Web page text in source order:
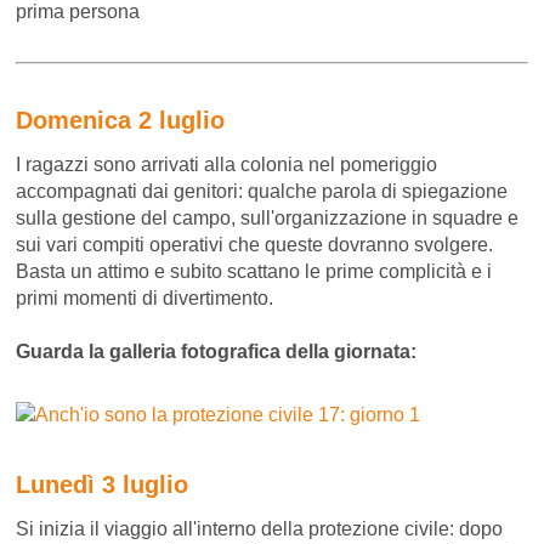
prima persona
Domenica 2 luglio
I ragazzi sono arrivati alla colonia nel pomeriggio
accompagnati dai genitori: qualche parola di spiegazione
sulla gestione del campo, sull'organizzazione in squadre e
sui vari compiti operativi che queste dovranno svolgere.
Basta un attimo e subito scattano le prime complicità e i
primi momenti di divertimento.
Guarda la galleria fotografica della giornata:
Lunedì 3 luglio
Si inizia il viaggio all'interno della protezione civile: dopo